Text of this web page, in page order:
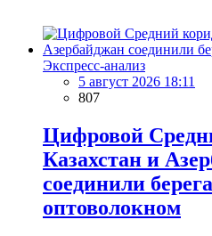
Экспресс-анализ
5 август 2026 18:11
807
Цифровой
Казахстан и
соединили
оптоволокном